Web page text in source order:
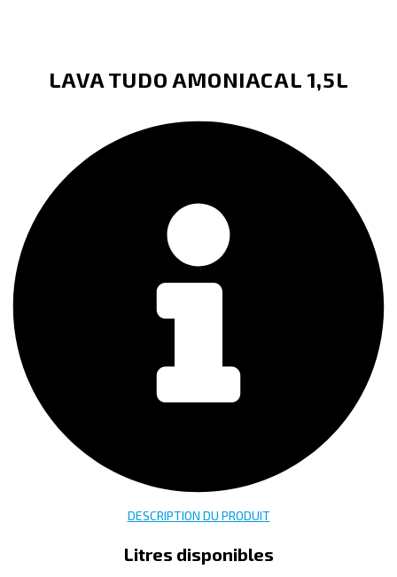
LAVA TUDO AMONIACAL 1,5L
DESCRIPTION DU PRODUIT
Litres disponibles